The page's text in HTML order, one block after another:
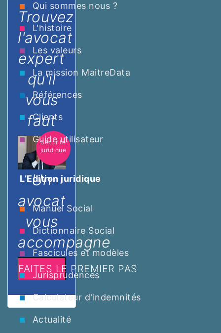
Trouvez
l'avocat
expert
qu'il
vous
faut
Sécurité
juridique
Un
avocat
vous
accompagne
FAITES LE PREMIER PAS
Qui sommes nous ?
L'histoire
Les valeurs
La mission MaitreData
Références
Clients
Guide utilisateur
L’Edition juridique
Manuel Social
Dictionnaire Social
Fascicules et modèles
Jurisprudences
Calculateur d'indemnités
Actualité